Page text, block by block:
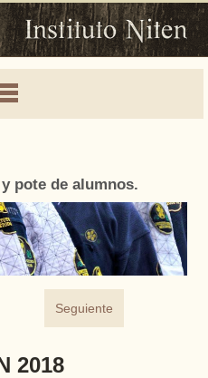
pote de alumnos.
Seguiente
2018